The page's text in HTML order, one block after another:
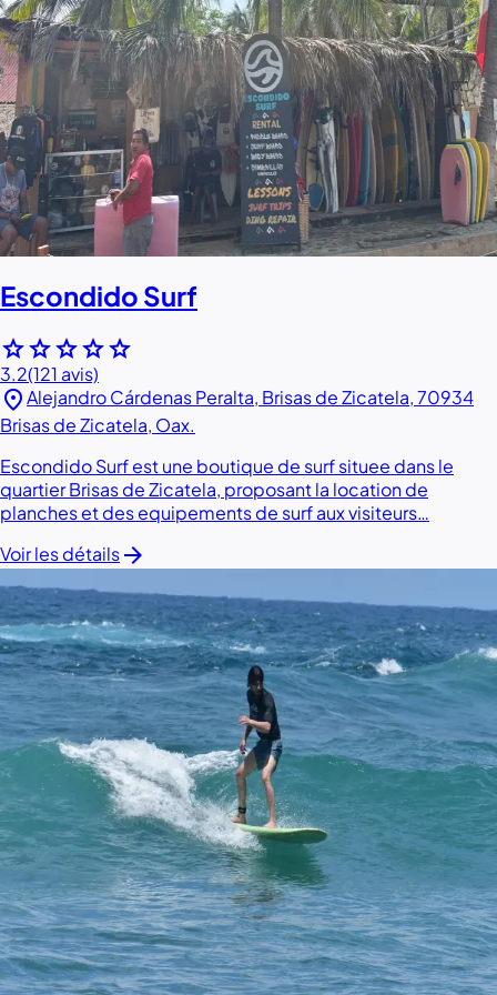
Escondido Surf
starstarstarstarstar
3.2(121 avis)
location_onAlejandro Cárdenas Peralta, Brisas de Zicatela, 70934
Brisas de Zicatela, Oax.
Escondido Surf est une boutique de surf situee dans le
quartier Brisas de Zicatela, proposant la location de
planches et des equipements de surf aux visiteurs…
Voir les détailsarrow_forward